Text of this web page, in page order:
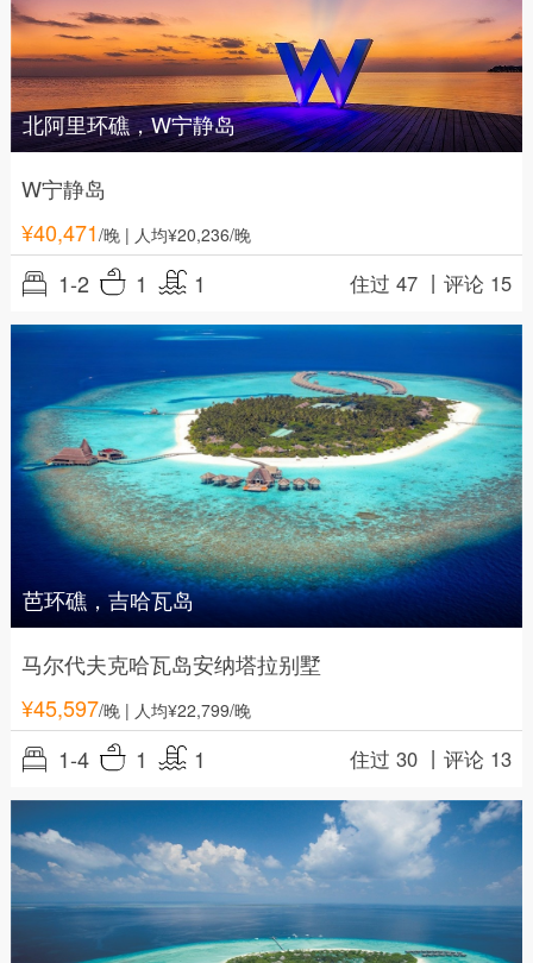
北阿里环礁，W宁静岛
W宁静岛
¥40,471/晚| 人均¥20,236/晚
1-2 1 1 住过 47 丨评论 15
芭环礁，吉哈瓦岛
马尔代夫克哈瓦岛安纳塔拉别墅
¥45,597/晚| 人均¥22,799/晚
1-4 1 1 住过 30 丨评论 13